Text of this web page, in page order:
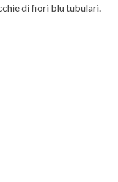
di fiori blu tubulari.